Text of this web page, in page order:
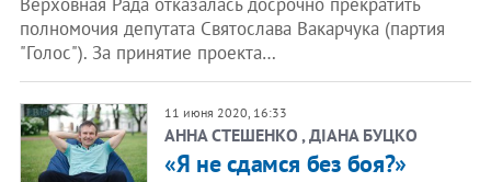
Верховная Рада отказалась досрочно прекратить
полномочия депутата Святослава Вакарчука (партия
"Голос"). За принятие проекта…
11 июня 2020, 16:33
АННА СТЕШЕНКО , ДІАНА БУЦКО
«Я не сдамся без боя?»